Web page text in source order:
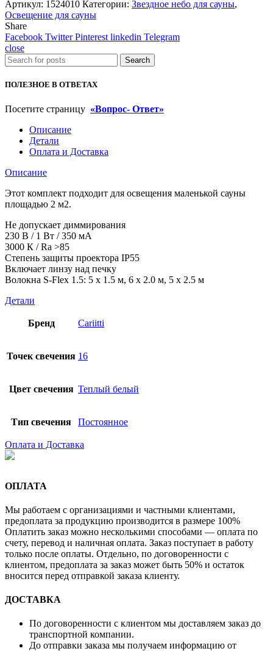
Артикул: 1524010 Категории: Звездное небо для сауны,
Освещение для сауны
Share
Facebook Twitter Pinterest linkedin Telegram
close
Search
ПОЛЕЗНОЕ В ОТВЕТАХ
Посетите страницу «Вопрос- Ответ»
Описание
Детали
Оплата и Доставка
Описание
Этот комплект подходит для освещения маленькой сауны
площадью 2 м2.
Не допускает диммирования
230 В / 1 Вт / 350 мА
3000 К / Ra >85
Степень защиты проектора IP55
Включает линзу над печку
Волокна S-Flex 1.5: 5 х 1.5 м, 6 х 2.0 м, 5 х 2.5 м
Детали
Бренд Cariitti
Точек свечения 16
Цвет свечения Теплый белый
Тип свечения Постоянное
Оплата и Доставка
ОПЛАТА
Мы работаем с организациями и частными клиентами,
предоплата за продукцию производится в размере 100%
Оплатить заказ можно несколькими способами — оплата по
счету, перевод и наличная оплата. Заказ поступает в работу
только после оплаты. Отдельно, по договоренности с
клиентом, предоплата за заказ может быть 50% и остаток
вносится перед отправкой заказа клиенту.
ДОСТАВКА
По договоренности с клиентом мы доставляем заказ до
транспортной компании.
До отправки заказа мы получаем информацию от